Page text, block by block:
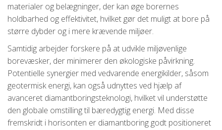
materialer og belægninger, der kan øge borernes
holdbarhed og effektivitet, hvilket gør det muligt at bore på
større dybder og i mere krævende miljøer.
Samtidig arbejder forskere på at udvikle miljøvenlige
borevæsker, der minimerer den økologiske påvirkning.
Potentielle synergier med vedvarende energikilder, såsom
geotermisk energi, kan også udnyttes ved hjælp af
avanceret diamantboringsteknologi, hvilket vil understøtte
den globale omstilling til bæredygtig energi. Med disse
fremskridt i horisonten er diamantboring godt positioneret